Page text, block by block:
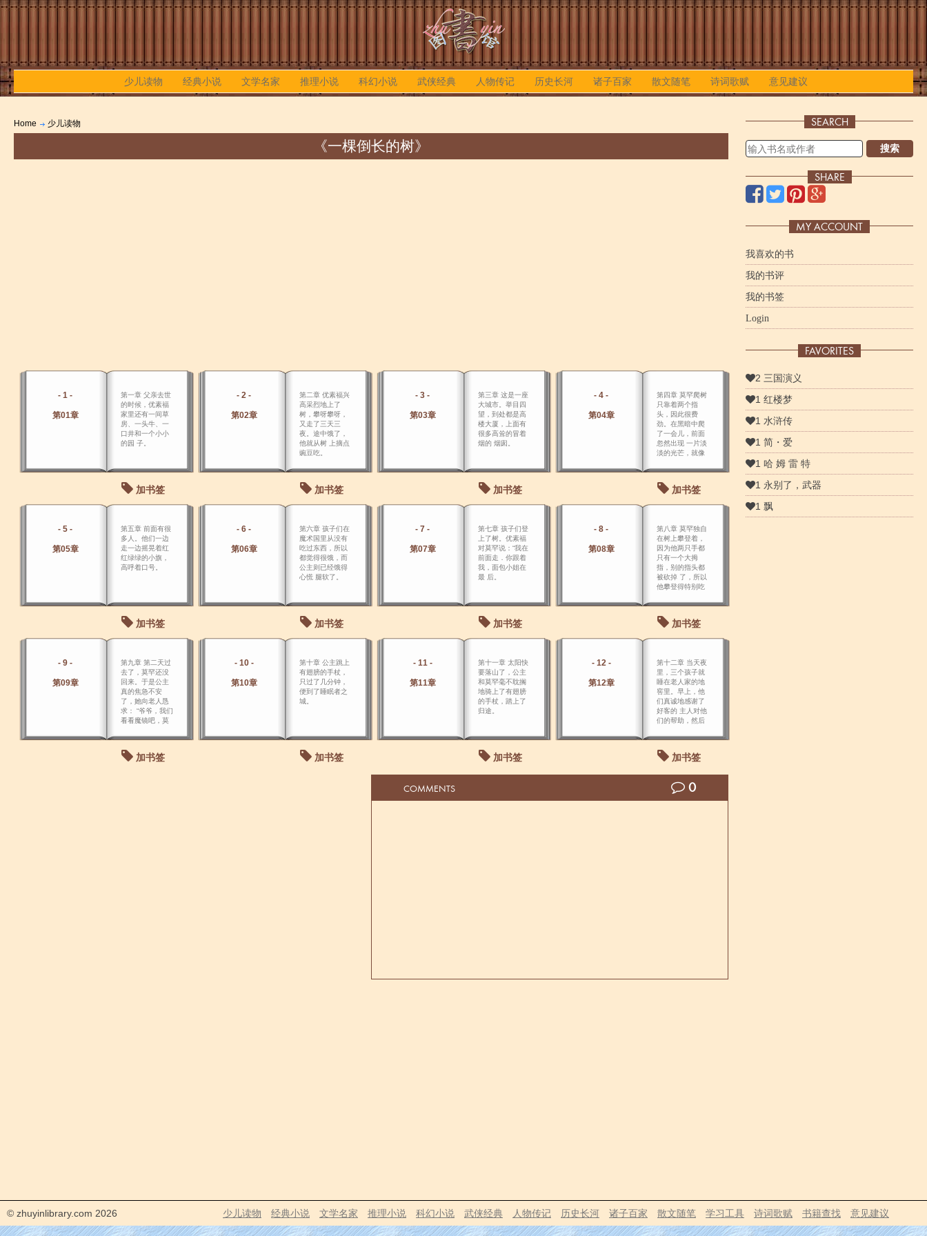
少儿读物 经典小说 文学名家 推理小说 科幻小说 武侠经典 人物传记 历史长河 诸子百家 散文随笔 诗词歌赋 意见建议
Home 少儿读物
《一棵倒长的树》
- 1 -
第01章
第一章 父亲去世
的时候，优素福
家里还有一间草
房、一头牛、一
口井和一个小小
的园 子。
加书签
- 2 -
第02章
第二章 优素福兴
高采烈地上了
树，攀呀攀呀，
又走了三天三
夜。途中饿了，
他就从树 上摘点
豌豆吃。
加书签
- 3 -
第03章
第三章 这是一座
大城市。举目四
望，到处都是高
楼大厦，上面有
很多高耸的冒着
烟的 烟囱。
加书签
- 4 -
第04章
第四章 莫罕爬树
只靠着两个指
头，因此很费
劲。在黑暗中爬
了一会儿，前面
忽然出现 一片淡
淡的光芒，就像
加书签
- 5 -
第05章
第五章 前面有很
多人。他们一边
走一边摇晃着红
红绿绿的小旗，
高呼着口号。
加书签
- 6 -
第06章
第六章 孩子们在
魔术国里从没有
吃过东西，所以
都觉得很饿，而
公主则已经饿得
心慌 腿软了。
加书签
- 7 -
第07章
第七章 孩子们登
上了树。优素福
对莫罕说：“我在
前面走．你跟着
我，面包小姐在
最 后。
加书签
- 8 -
第08章
第八章 莫罕独自
在树上攀登着，
因为他两只手都
只有一个大拇
指，别的指头都
被砍掉 了，所以
他攀登得特别吃
加书签
- 9 -
第09章
第九章 第二天过
去了，莫罕还没
回来。于是公主
真的焦急不安
了，她向老人恳
求： “爷爷，我们
看看魔镜吧，莫
事了。
加书签
- 10 -
第10章
第十章 公主跳上
有翅膀的手杖，
只过了几分钟，
便到了睡眠者之
城。
加书签
- 11 -
第11章
第十一章 太阳快
要落山了，公主
和莫罕毫不耽搁
地骑上了有翅膀
的手杖，踏上了
归途。
加书签
- 12 -
第12章
第十二章 当天夜
里，三个孩子就
睡在老人家的地
窖里。早上，他
们真诚地感谢了
好客的 主人对他
们的帮助，然后
那棵倒长的树。
加书签
COMMENTS 0
SEARCH
搜索
SHARE
MY ACCOUNT
我喜欢的书
我的书评
我的书签
Login
FAVORITES
2 三国演义
1 红楼梦
1 水浒传
1 简・爱
1 哈 姆 雷 特
1 永别了，武器
1 飘
少儿读物 经典小说 文学名家 推理小说 科幻小说 武侠经典 人物传记 历史长河 诸子百家 散文随笔 学习工具 诗词歌赋 书籍查找 意见建议
© zhuyinlibrary.com 2026